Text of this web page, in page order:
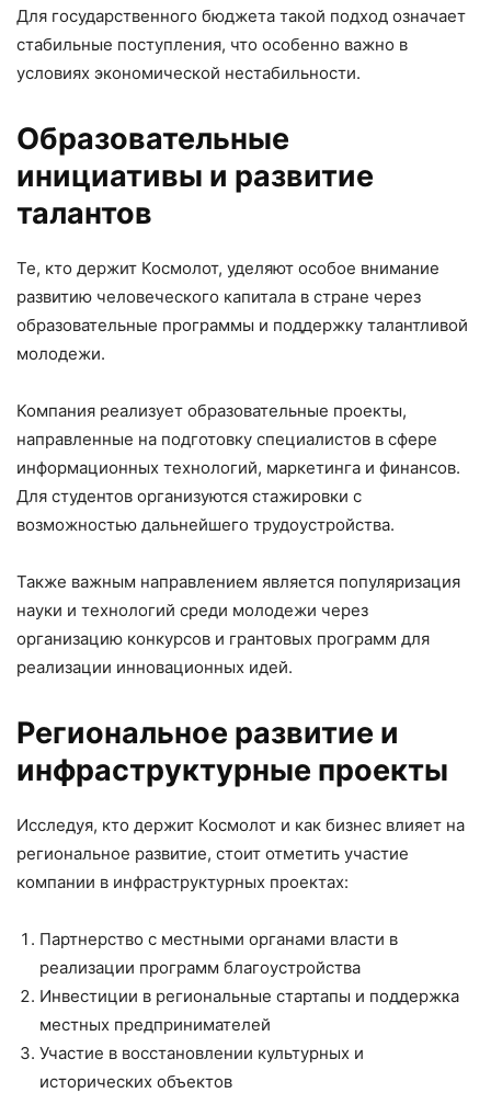
Для государственного бюджета такой подход означает
стабильные поступления, что особенно важно в
условиях экономической нестабильности.
Образовательные
инициативы и развитие
талантов
Те, кто держит Космолот, уделяют особое внимание
развитию человеческого капитала в стране через
образовательные программы и поддержку талантливой
молодежи.
Компания реализует образовательные проекты,
направленные на подготовку специалистов в сфере
информационных технологий, маркетинга и финансов.
Для студентов организуются стажировки с
возможностью дальнейшего трудоустройства.
Также важным направлением является популяризация
науки и технологий среди молодежи через
организацию конкурсов и грантовых программ для
реализации инновационных идей.
Региональное развитие и
инфраструктурные проекты
Исследуя, кто держит Космолот и как бизнес влияет на
региональное развитие, стоит отметить участие
компании в инфраструктурных проектах:
Партнерство с местными органами власти в
реализации программ благоустройства
Инвестиции в региональные стартапы и поддержка
местных предпринимателей
Участие в восстановлении культурных и
исторических объектов